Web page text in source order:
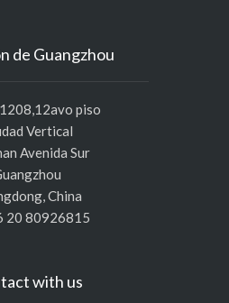
de Guangzhou
piso
Vertical
Avenida Sur
China
20 80926815
with us